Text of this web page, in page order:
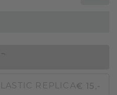
REPLICA€ 15,-